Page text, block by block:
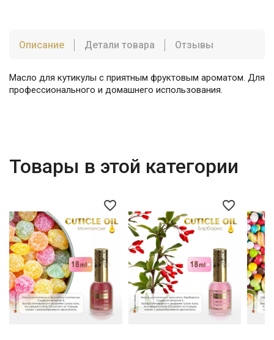
Описание Детали товара Отзывы
Масло для кутикулы с приятным фруктовым ароматом. Для
профессионального и домашнего использования.
Товары в этой категории
favorite_border favorite_border